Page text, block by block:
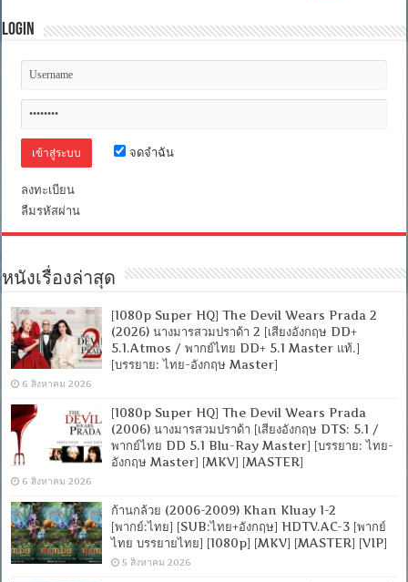
Login
จดจำฉัน
ลงทะเบียน
ลืมรหัสผ่าน
หนังเรื่องล่าสุด
[1080p Super HQ] The Devil Wears Prada 2
(2026) นางมารสวมปราด้า 2 [เสียงอังกฤษ DD+
5.1.Atmos / พากย์ไทย DD+ 5.1 Master แท้.]
[บรรยาย: ไทย-อังกฤษ Master]
6 สิงหาคม 2026
[1080p Super HQ] The Devil Wears Prada
(2006) นางมารสวมปราด้า [เสียงอังกฤษ DTS: 5.1 /
พากย์ไทย DD 5.1 Blu-Ray Master] [บรรยาย: ไทย-
อังกฤษ Master] [MKV] [MASTER]
6 สิงหาคม 2026
ก้านกล้วย (2006-2009) Khan Kluay 1-2
[พากย์:ไทย] [SUB:ไทย+อังกฤษ] HDTV.AC-3 [พากย์
ไทย บรรยายไทย] [1080p] [MKV] [MASTER] [VIP]
5 สิงหาคม 2026